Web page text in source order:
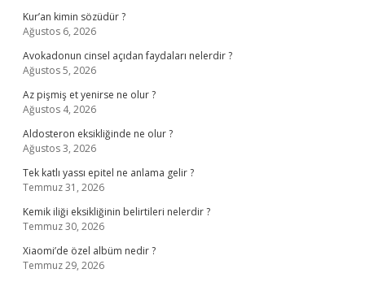
Kur’an kimin sözüdür ?
Ağustos 6, 2026
Avokadonun cinsel açıdan faydaları nelerdir ?
Ağustos 5, 2026
Az pişmiş et yenirse ne olur ?
Ağustos 4, 2026
Aldosteron eksikliğinde ne olur ?
Ağustos 3, 2026
Tek katlı yassı epitel ne anlama gelir ?
Temmuz 31, 2026
Kemik iliği eksikliğinin belirtileri nelerdir ?
Temmuz 30, 2026
Xiaomi’de özel albüm nedir ?
Temmuz 29, 2026